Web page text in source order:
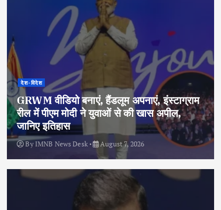
देश-विदेश
GRWM वीडियो बनाएं, हैंडलूम अपनाएं, इंस्टाग्राम
रील में पीएम मोदी ने युवाओं से की खास अपील,
जानिए इतिहास
By IMNB News Desk August 7, 2026